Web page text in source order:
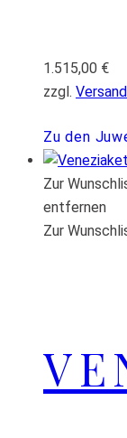
1.515,00 €
zzgl.
Zu den
Zur
entfernen
Zur